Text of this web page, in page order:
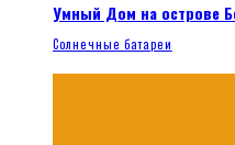
Умный Дом на острове
Солнечные батареи